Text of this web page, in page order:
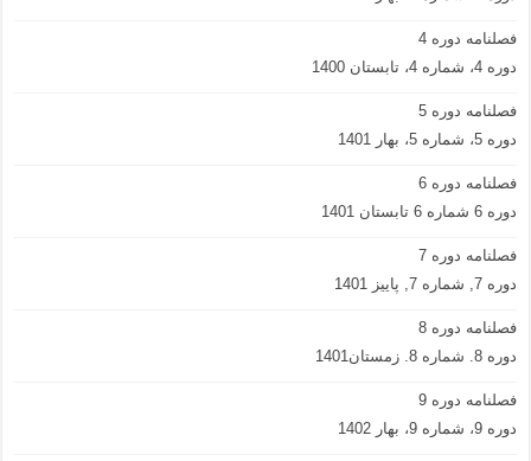
فصلنامه دوره 4
دوره 4، شماره 4، تابستان 1400
فصلنامه دوره 5
دوره 5، شماره 5، بهار 1401
فصلنامه دوره 6
دوره 6 شماره 6 تابستان 1401
فصلنامه دوره 7
دوره 7, شماره 7, پاییز 1401
فصلنامه دوره 8
دوره 8. شماره 8. زمستان1401
فصلنامه دوره 9
دوره 9، شماره 9، بهار 1402